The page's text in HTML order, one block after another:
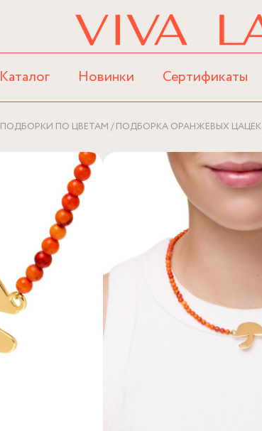
Каталог Новинки Сертификаты
ПОДБОРКИ ПО ЦВЕТАМ ПОДБОРКА ОРАНЖЕВЫХ ЦАЦЕК